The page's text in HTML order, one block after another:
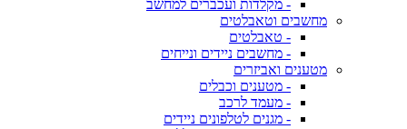
- מקלדות ועכברים למחשב
מחשבים וטאבלטים
- טאבלטים
- מחשבים ניידים ונייחים
מטענים ואביזרים
- מטענים וכבלים
- מעמד לרכב
- מגנים לטלפונים ניידים